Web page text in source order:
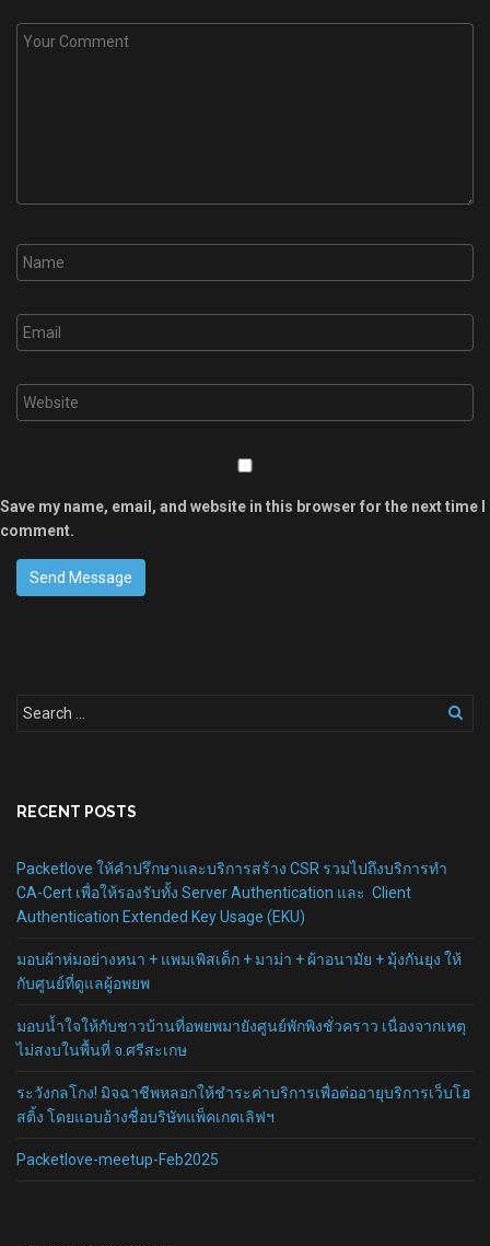
Save my name, email, and website in this browser for the next time I
comment.
RECENT POSTS
Packetlove ให้คำปรึกษาและบริการสร้าง CSR รวมไปถึงบริการทำ
CA-Cert เพื่อให้รองรับทั้ง Server Authentication และ Client
Authentication Extended Key Usage (EKU)
มอบผ้าห่มอย่างหนา + แพมเพิสเด็ก + มาม่า + ผ้าอนามัย + มุ้งกันยุง ให้
กับศูนย์ที่ดูแลผู้อพยพ
มอบน้ำใจให้กับชาวบ้านที่อพยพมายังศูนย์พักพิงชั่วคราว เนื่องจากเหตุ
ไม่สงบในพื้นที่ จ.ศรีสะเกษ
ระวังกลโกง! มิจฉาชีพหลอกให้ชำระค่าบริการเพื่อต่ออายุบริการเว็บโฮ
สติ้ง โดยแอบอ้างชื่อบริษัทแพ็คเกตเลิฟฯ
Packetlove-meetup-Feb2025